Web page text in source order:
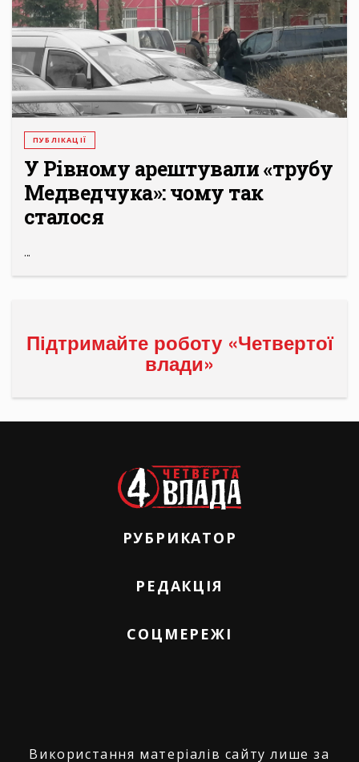
ПУБЛІКАЦІЇ
У Рівному арештували «трубу
Медведчука»: чому так
сталося
...
Підтримайте роботу «Четвертої
влади»
РУБРИКАТОР
РЕДАКЦІЯ
СОЦМЕРЕЖІ
Використання матеріалів сайту лише за